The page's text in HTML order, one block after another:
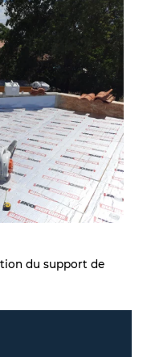
du support de